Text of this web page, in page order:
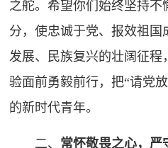
之舵。希望你们始终坚持
分，使忠诚于党、报效祖
发展、民族复兴的壮阔征程
验面前勇毅前行，把“请党
的新时代青年。
二、 常怀敬畏之心，严